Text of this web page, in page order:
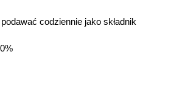
codziennie jako składnik